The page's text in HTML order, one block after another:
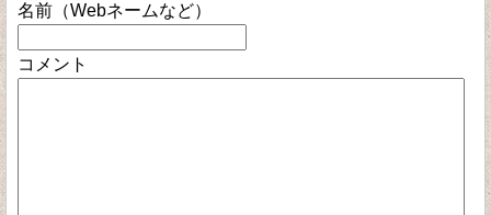
名前（Webネームなど）
コメント